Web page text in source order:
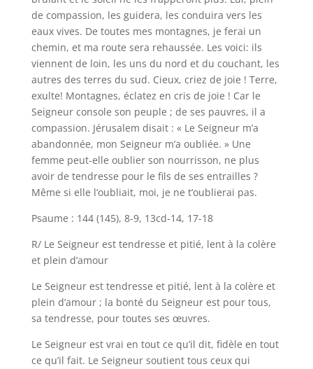
de compassion, les guidera, les conduira vers les
eaux vives. De toutes mes montagnes, je ferai un
chemin, et ma route sera rehaussée. Les voici: ils
viennent de loin, les uns du nord et du couchant, les
autres des terres du sud. Cieux, criez de joie ! Terre,
exulte! Montagnes, éclatez en cris de joie ! Car le
Seigneur console son peuple ; de ses pauvres, il a
compassion. Jérusalem disait : « Le Seigneur m’a
abandonnée, mon Seigneur m’a oubliée. » Une
femme peut-elle oublier son nourrisson, ne plus
avoir de tendresse pour le fils de ses entrailles ?
Même si elle l’oubliait, moi, je ne t’oublierai pas.
Psaume : 144 (145), 8-9, 13cd-14, 17-18
R/ Le Seigneur est tendresse et pitié, lent à la colère
et plein d’amour
Le Seigneur est tendresse et pitié, lent à la colère et
plein d’amour ; la bonté du Seigneur est pour tous,
sa tendresse, pour toutes ses œuvres.
Le Seigneur est vrai en tout ce qu’il dit, fidèle en tout
ce qu’il fait. Le Seigneur soutient tous ceux qui